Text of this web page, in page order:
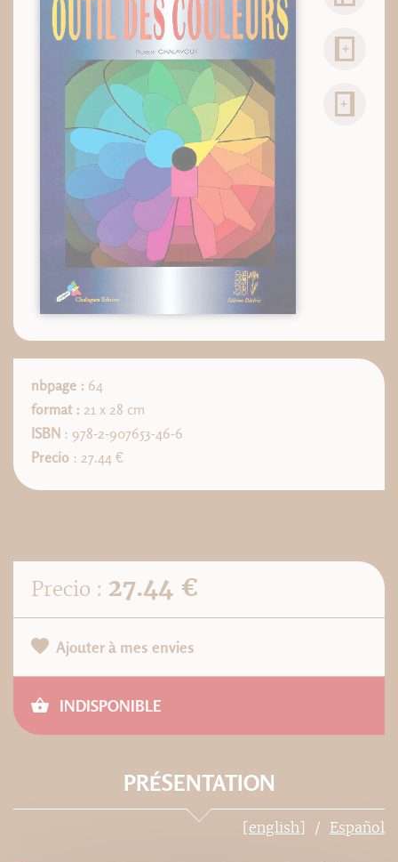
nbpage : 64
format : 21 x 28 cm
ISBN : 978-2-907653-46-6
Precio : 27.44 €
Precio : 27.44 €
Ajouter à mes envies
INDISPONIBLE
PRÉSENTATION
[english] Español